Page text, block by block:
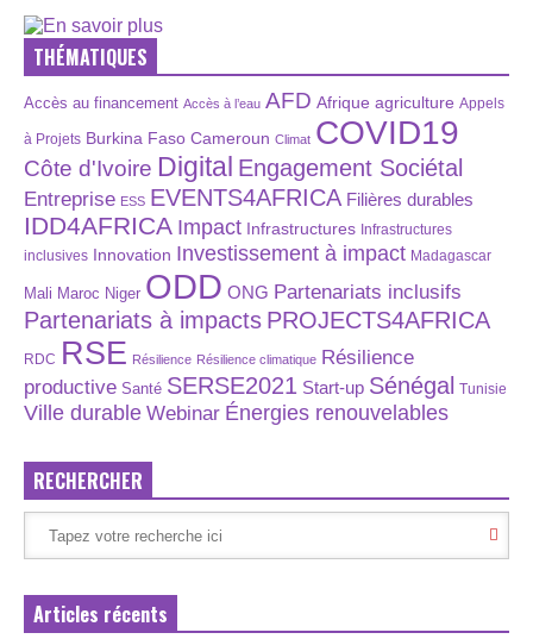
THÉMATIQUES
Accès au financement Accès à l’eau AFD Afrique agriculture Appels
à Projets Burkina Faso Cameroun Climat COVID19
Côte d'Ivoire Digital Engagement Sociétal
Entreprise ESS EVENTS4AFRICA Filières durables
IDD4AFRICA Impact Infrastructures Infrastructures
inclusives Innovation Investissement à impact Madagascar
Mali Maroc Niger ODD ONG Partenariats inclusifs
Partenariats à impacts PROJECTS4AFRICA
RDC RSE Résilience Résilience climatique Résilience
productive Santé SERSE2021 Start-up Sénégal Tunisie
Ville durable Webinar Énergies renouvelables
RECHERCHER
Articles récents